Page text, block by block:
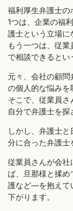
福利厚生弁護士の
1つは、企業の福
護士という立場に
もう一つは、従
で相談できるとい
元々、会社の顧
の個人的な悩みを
そこで、従業員さ
自分で弁護士を探
しかし、弁護士
分に合った弁護士
従業員さんが会
ば、旦那様と揉
護など―を抱えて
下がります。